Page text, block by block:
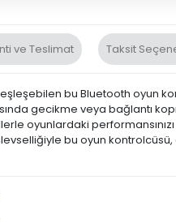
ve Teslimat Taksit
bu Bluetooth oyun
gecikme veya bağlantı
oyunlardaki
bu oyun